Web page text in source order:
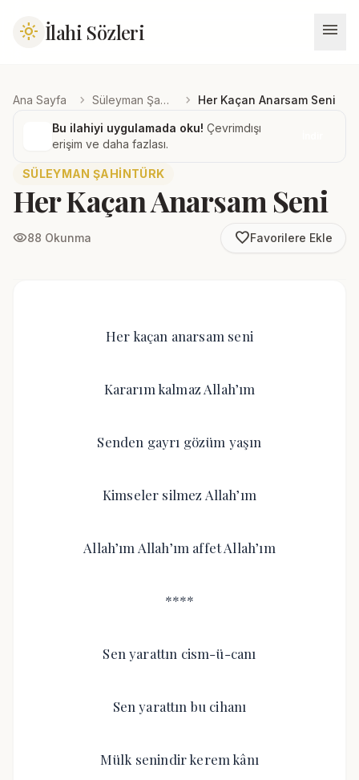
light_mode İlahi Sözleri menu
Ana Sayfa chevron_right Süleyman Şahintürk chevron_right Her Kaçan Anarsam Seni
Bu ilahiyi uygulamada oku! Çevrimdışı
erişim ve daha fazlası.
SÜLEYMAN ŞAHINTÜRK
Her Kaçan Anarsam Seni
visibility88 Okunma favorite_borderFavorilere Ekle
Her kaçan anarsam seni
Kararım kalmaz Allah’ım
Senden gayrı gözüm yaşın
Kimseler silmez Allah’ım
Allah’ım Allah’ım affet Allah’ım
****
Sen yarattın cism-ü-canı
Sen yarattın bu cihanı
Mülk senindir kerem kânı